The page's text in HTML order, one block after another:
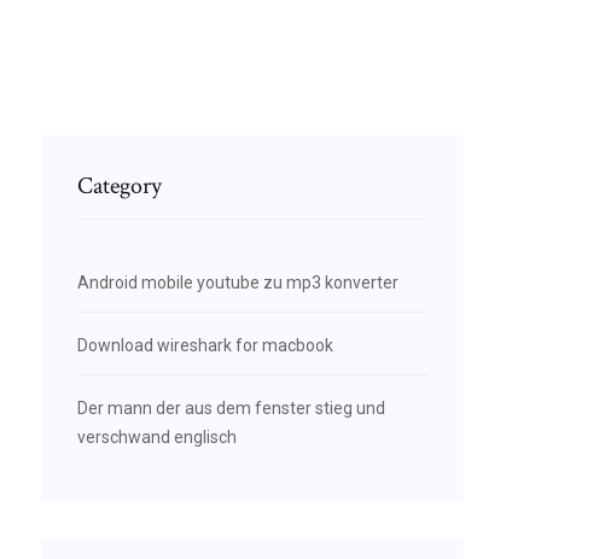
Category
Android mobile youtube zu mp3 konverter
Download wireshark for macbook
Der mann der aus dem fenster stieg und
verschwand englisch